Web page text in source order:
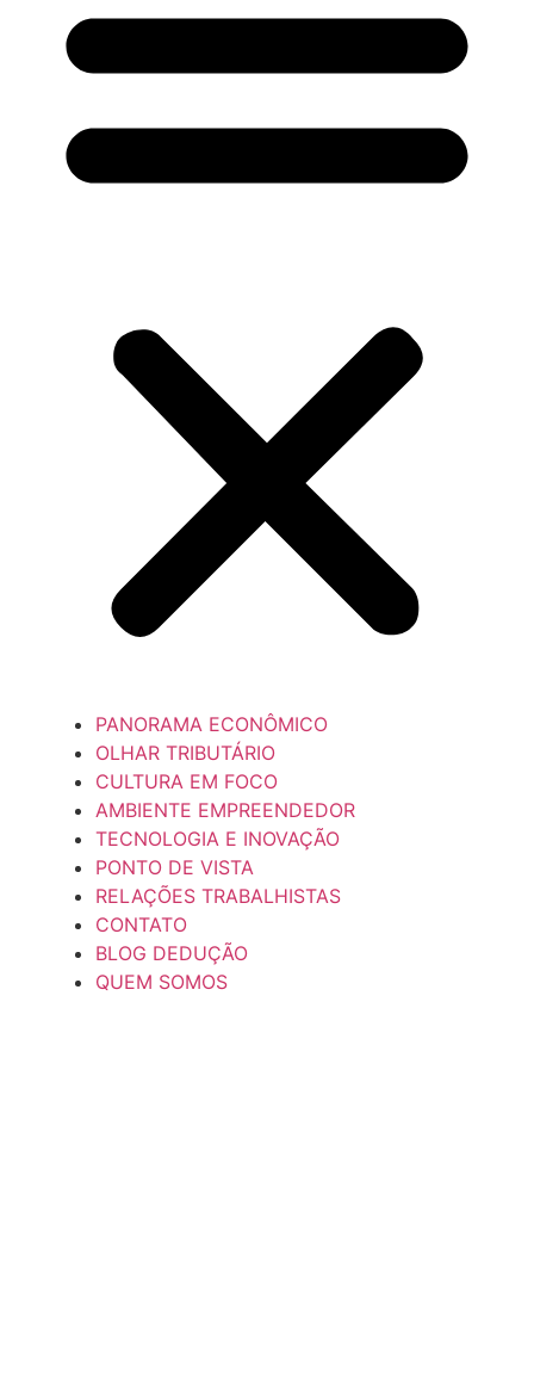
PANORAMA ECONÔMICO
OLHAR TRIBUTÁRIO
CULTURA EM FOCO
AMBIENTE EMPREENDEDOR
TECNOLOGIA E INOVAÇÃO
PONTO DE VISTA
RELAÇÕES TRABALHISTAS
CONTATO
BLOG DEDUÇÃO
QUEM SOMOS